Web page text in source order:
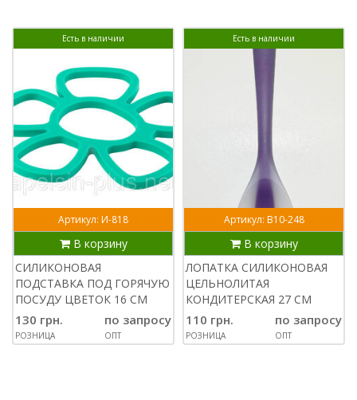
Есть в наличии
Артикул: И-818
В корзину
СИЛИКОНОВАЯ
ПОДСТАВКА ПОД ГОРЯЧУЮ
ПОСУДУ ЦВЕТОК 16 СМ
130 грн.
РОЗНИЦА
по запросу
ОПТ
Есть в наличии
Артикул: В10-248
В корзину
ЛОПАТКА СИЛИКОНОВАЯ
ЦЕЛЬНОЛИТАЯ
КОНДИТЕРСКАЯ 27 СМ
110 грн.
РОЗНИЦА
по запросу
ОПТ